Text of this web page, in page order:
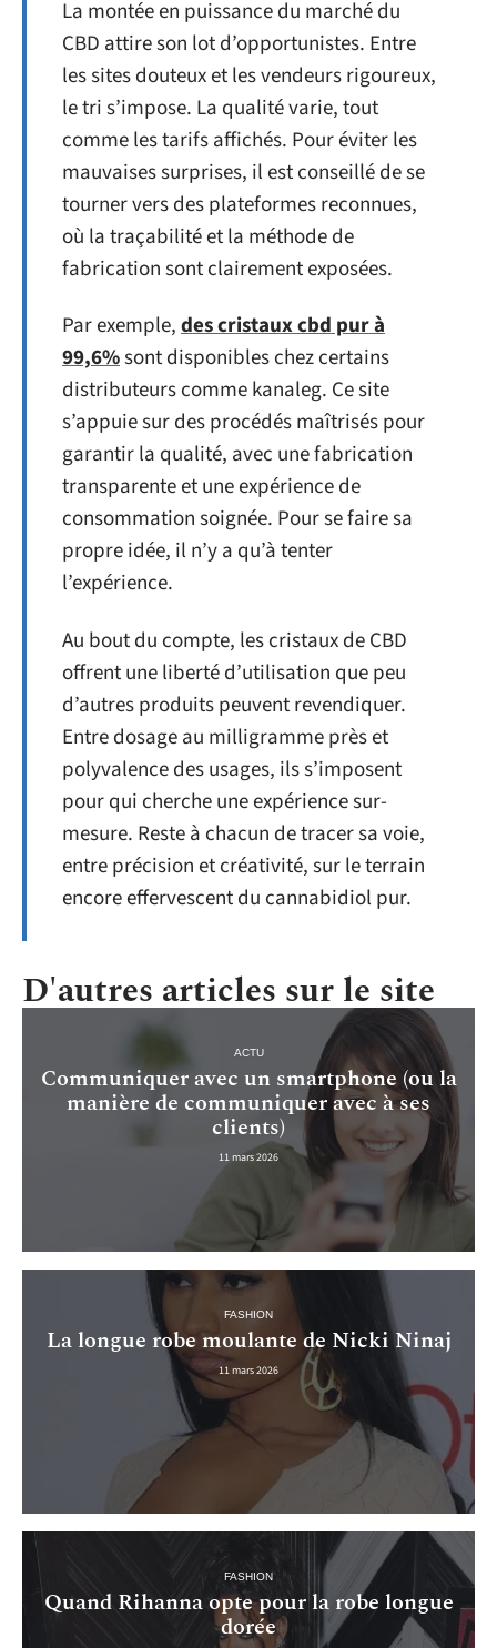
La montée en puissance du marché du
CBD attire son lot d’opportunistes. Entre
les sites douteux et les vendeurs rigoureux,
le tri s’impose. La qualité varie, tout
comme les tarifs affichés. Pour éviter les
mauvaises surprises, il est conseillé de se
tourner vers des plateformes reconnues,
où la traçabilité et la méthode de
fabrication sont clairement exposées.
Par exemple,des cristaux cbd pur à
99,6%sont disponibles chez certains
distributeurs comme kanaleg. Ce site
s’appuie sur des procédés maîtrisés pour
garantir la qualité, avec une fabrication
transparente et une expérience de
consommation soignée. Pour se faire sa
propre idée, il n’y a qu’à tenter
l’expérience.
Au bout du compte, les cristaux de CBD
offrent une liberté d’utilisation que peu
d’autres produits peuvent revendiquer.
Entre dosage au milligramme près et
polyvalence des usages, ils s’imposent
pour qui cherche une expérience sur-
mesure. Reste à chacun de tracer sa voie,
entre précision et créativité, sur le terrain
encore effervescent du cannabidiol pur.
D'autres articles sur le site
ACTU
Communiquer avec un smartphone (ou la
manière de communiquer avec à ses
clients)
11 mars 2026
FASHION
La longue robe moulante de Nicki Ninaj
11 mars 2026
FASHION
Quand Rihanna opte pour la robe longue
dorée